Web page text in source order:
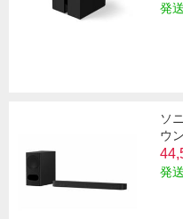
発
ソ
ウ
発